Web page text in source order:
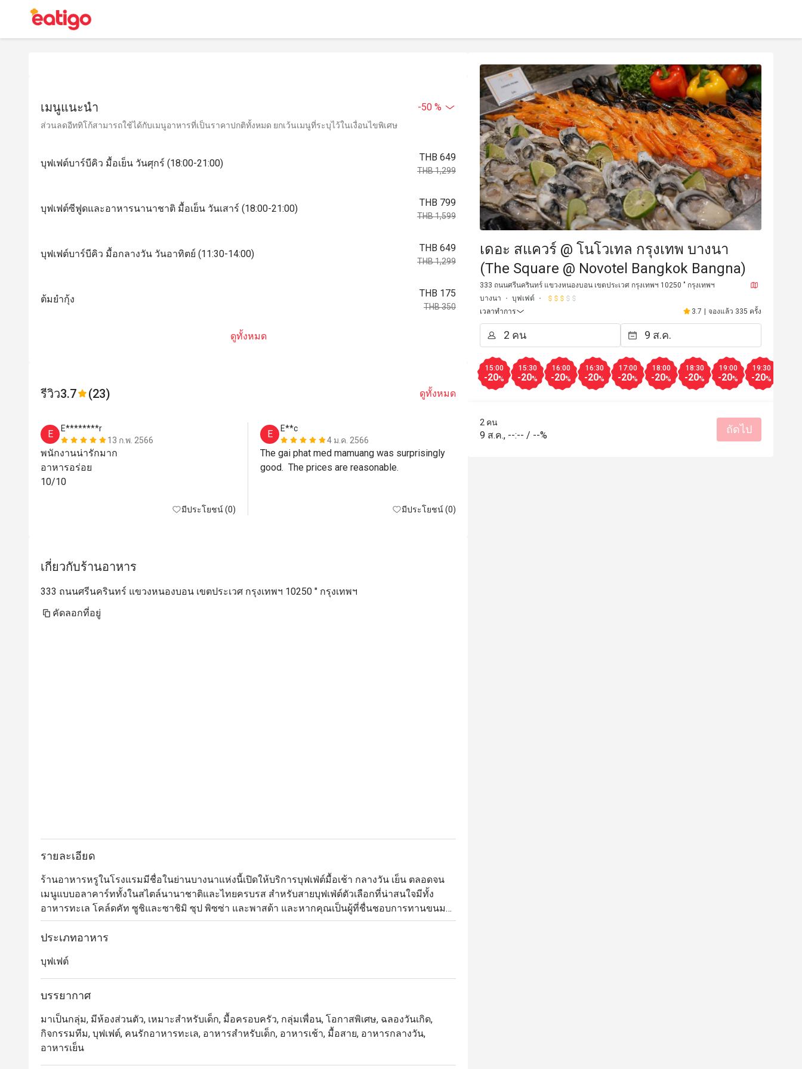
เมนูแนะนำ -50 %
ส่วนลดอีททิโก้สามารถใช้ได้กับเมนูอาหารที่เป็นราคาปกติทั้งหมด ยกเว้นเมนูที่ระบุไว้ในเงื่อนไขพิเศษ
บุฟเฟต์บาร์บีคิว มื้อเย็น วันศุกร์ (18:00-21:00)
THB 649
THB 1,299
บุฟเฟต์ซีฟูดและอาหารนานาชาติ มื้อเย็น วันเสาร์ (18:00-21:00)
THB 799
THB 1,599
บุฟเฟต์บาร์บีคิว มื้อกลางวัน วันอาทิตย์ (11:30-14:00)
THB 649
THB 1,299
ต้มยำกุ้ง
THB 175
THB 350
ดูทั้งหมด
รีวิว3.7 (23) ดูทั้งหมด
E
E********r
13 ก.พ. 2566
พนักงานน่ารักมาก
อาหารอร่อย
10/10
มีประโยชน์ (0)
E
E**c
4 ม.ค. 2566
The gai phat med mamuang was surprisingly
good.  The prices are reasonable.
มีประโยชน์ (0)
R
D***s
เกี่ยวกับร้านอาหาร
333 ถนนศรีนครินทร์ แขวงหนองบอน เขตประเวศ กรุงเทพฯ 10250 " กรุงเทพฯ
คัดลอกที่อยู่
รายละเอียด
ร้านอาหารหรูในโรงแรมมีชื่อในย่านบางนาแห่งนี้เปิดให้บริการบุฟเฟ่ต์มื้อเช้า กลางวัน เย็น ตลอดจน
เมนูแบบอลาคาร์ททั้งในสไตล์นานาชาติและไทยครบรส สำหรับสายบุฟเฟ่ต์ตัวเลือกที่น่าสนใจมีทั้ง
อาหารทะเล โคล์ดคัท ซูชิและซาชิมิ ซุป พิซซ่า และพาสต้า และหากคุณเป็นผู้ที่ชื่นชอบการทานขนม
หวานปิดท้ายมื้ออาหาร เราขอแนะนำว่าไม่ควรพลาดชิมเครปซูว์แซ็ตสไตล์ฝรั่งเศสของที่นี่เป็นอันขาด
ชั้น Lobby ของโรงแรมโนโวเทล กรุงเทพ บางนา เดินทางสะดวกใกล้ MRT สถานีศรีอุดม และสถานีวัด
ศรีเอี่ยม (สายสีเหลือง) บรรยากาศกว้างขวาง เป็นมิตรกับเด็ก เหมาะสำหรับการรวมตัวของครอบครัว
และกลุ่มเพื่อน
・โดดเด่นด้วยอาหารทะเลคุณภาพสูง โดยเฉพาะ กุ้งแม่น้ำเผา เนื้อเด้งมันเยิ้ม และ Seafood on Ice ที่มี
ทั้งหอยนางรม ปลาหมึก และหอยแมลงภู่ นอกจากนี้ยังมี แซลมอนและทูน่าซาซิมิ สดใหม่ พิซซ่าแป้งนุ่ม
สูตรพิเศษ และมุมน้ำเต้าหู้เครื่องแน่นที่เลือกตักได้ตามใจชอบ
ประเภทอาหาร
บุฟเฟต์
บรรยากาศ
มาเป็นกลุ่ม, มีห้องส่วนตัว, เหมาะสำหรับเด็ก, มื้อครอบครัว, กลุ่มเพื่อน, โอกาสพิเศษ, ฉลองวันเกิด,
กิจกรรมทีม, บุฟเฟต์, คนรักอาหารทะเล, อาหารสำหรับเด็ก, อาหารเช้า, มื้อสาย, อาหารกลางวัน,
อาหารเย็น
เดอะ สแควร์ @ โนโวเทล กรุงเทพ บางนา
(The Square @ Novotel Bangkok Bangna)
333 ถนนศรีนครินทร์ แขวงหนองบอน เขตประเวศ กรุงเทพฯ 10250 " กรุงเทพฯ
บางนา
บุฟเฟต์
เวลาทำการ
3.7 | จองแล้ว 335 ครั้ง
15:00
-20%
15:30
-20%
16:00
-20%
16:30
-20%
17:00
-20%
18:00
-20%
18:30
-20%
19:00
-20%
19:30
-20%
2 คน
9 ส.ค., --:-- / --% ถัดไป